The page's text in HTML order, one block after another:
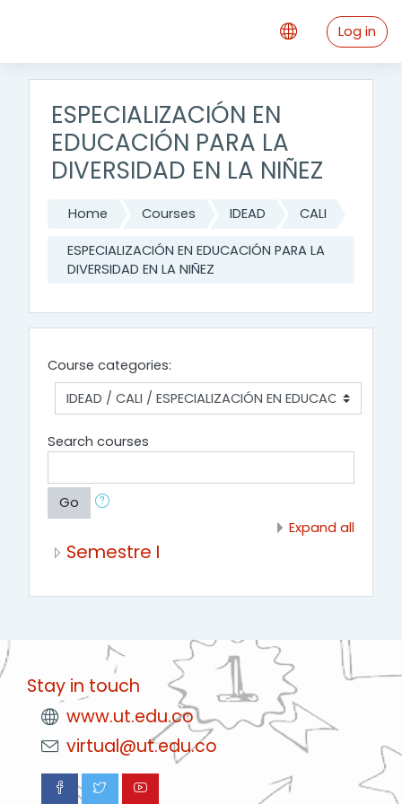
Log in
ESPECIALIZACIÓN EN
EDUCACIÓN PARA LA
DIVERSIDAD EN LA NIÑEZ
Home Courses IDEAD CALI
ESPECIALIZACIÓN EN EDUCACIÓN PARA LA
DIVERSIDAD EN LA NIÑEZ
Course categories:
Search courses
Go
Expand all
Semestre I
Stay in touch
www.ut.edu.co
virtual@ut.edu.co